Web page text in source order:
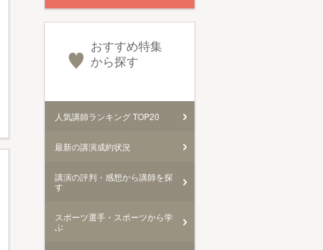
おすすめ特集
から探す
人気講師ランキング TOP20
最新の講演成約状況
講演の評判・感想から講師を探
す
スポーツ選手・スポーツから学
ぶ